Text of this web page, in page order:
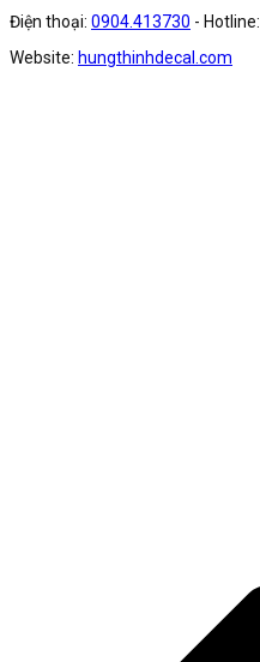
Điện thoại: 0904.413730 - Hotline:
Website: hungthinhdecal.com